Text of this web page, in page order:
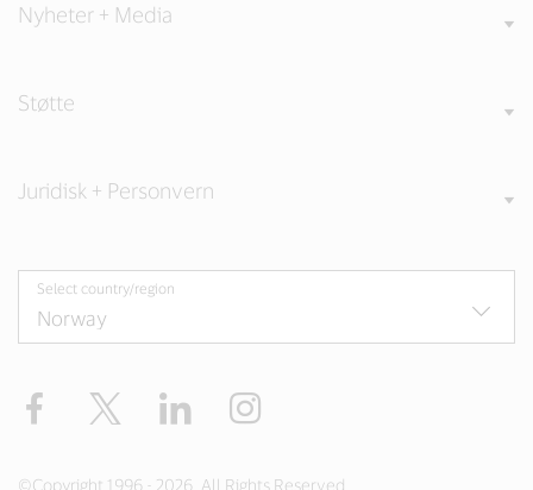
Nyheter + Media
Støtte
Juridisk + Personvern
Select country/region
Facebook Twitter LinkedIn
©Copyright 1996 - 2026. All Rights Reserved.